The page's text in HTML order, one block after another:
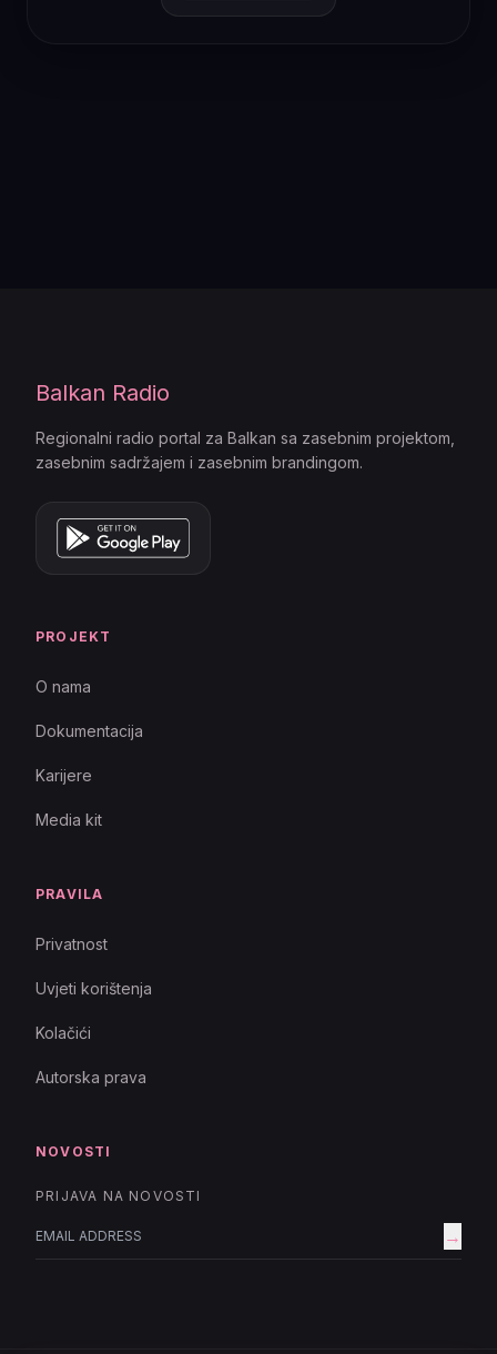
Balkan Radio
Regionalni radio portal za Balkan sa zasebnim projektom,
zasebnim sadržajem i zasebnim brandingom.
PROJEKT
O nama
Dokumentacija
Karijere
Media kit
PRAVILA
Privatnost
Uvjeti korištenja
Kolačići
Autorska prava
NOVOSTI
PRIJAVA NA NOVOSTI
→